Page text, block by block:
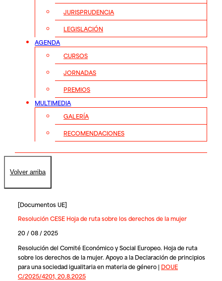
JURISPRUDENCIA
LEGISLACIÓN
AGENDA
CURSOS
JORNADAS
PREMIOS
MULTIMEDIA
GALERÍA
RECOMENDACIONES
Volver arriba
[Documentos UE]
Resolución CESE Hoja de ruta sobre los derechos de la mujer
20 / 08 / 2025
Resolución del Comité Económico y Social Europeo. Hoja de ruta
sobre los derechos de la mujer. Apoyo a la Declaración de principios
para una sociedad igualitaria en materia de género | DOUE
C/2025/4201, 20.8.2025